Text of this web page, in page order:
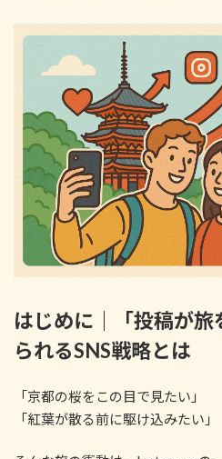
新
日
はじめに｜「投稿が
られるSNS戦略とは
「京都の桜をこの目で見たい」
「紅葉が散る前に駆け込みたい」